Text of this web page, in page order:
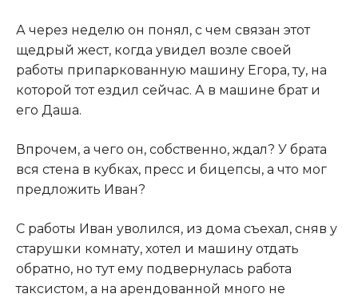
​А через неделю он понял, с чем связан этот
щедрый жест, когда увидел возле своей
работы припаркованную машину Егора, ту, на
которой тот ездил сейчас. А в машине брат и
его Даша.​
​Впрочем, а чего он, собственно, ждал? У брата
вся стена в кубках, пресс и бицепсы, а что мог
предложить Иван?​
​С работы Иван уволился, из дома съехал, сняв у
старушки комнату, хотел и машину отдать
обратно, но тут ему подвернулась работа
таксистом, а на арендованной много не